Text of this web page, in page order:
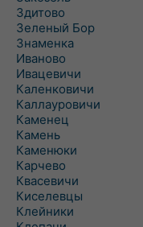
Здитово
Зеленый Бор
Знаменка
Иваново
Ивацевичи
Каленковичи
Каллауровичи
Каменец
Камень
Каменюки
Карчево
Квасевичи
Киселевцы
Клейники